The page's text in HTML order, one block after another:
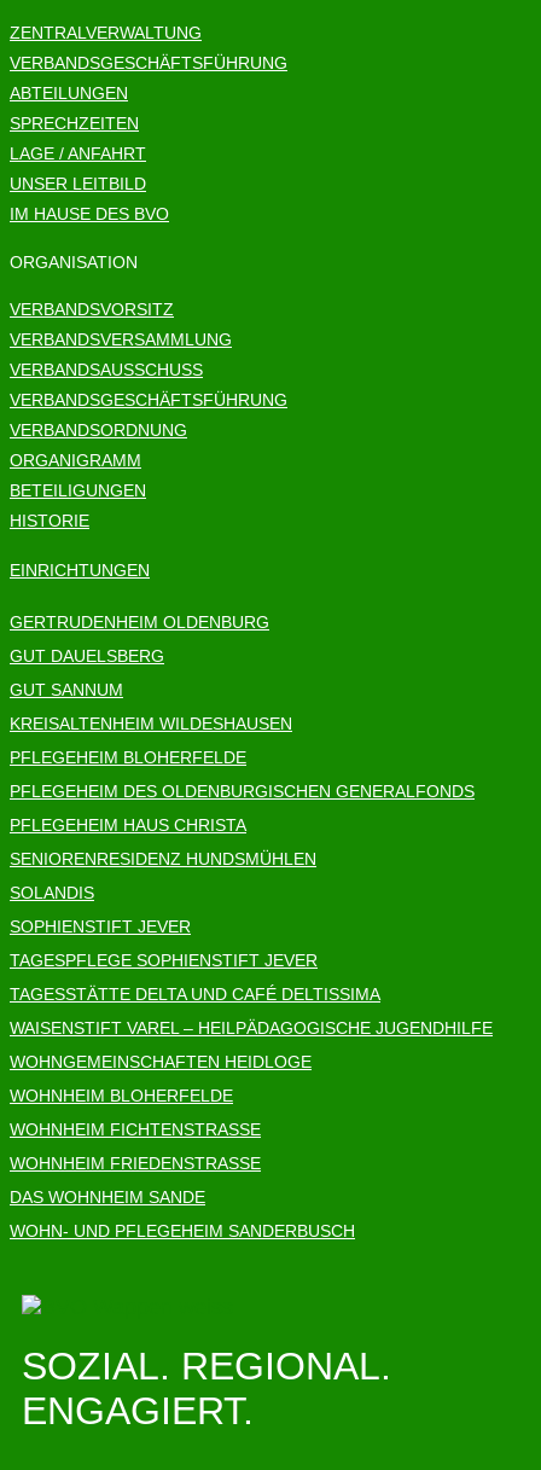
ZENTRALVERWALTUNG
VERBANDSGESCHÄFTSFÜHRUNG
ABTEILUNGEN
SPRECHZEITEN
LAGE / ANFAHRT
UNSER LEITBILD
IM HAUSE DES BVO
ORGANISATION
VERBANDSVORSITZ
VERBANDSVERSAMMLUNG
VERBANDSAUSSCHUSS
VERBANDSGESCHÄFTSFÜHRUNG
VERBANDSORDNUNG
ORGANIGRAMM
BETEILIGUNGEN
HISTORIE
EINRICHTUNGEN
GERTRUDENHEIM OLDENBURG
GUT DAUELSBERG
GUT SANNUM
KREISALTENHEIM WILDESHAUSEN
PFLEGEHEIM BLOHERFELDE
PFLEGEHEIM DES OLDENBURGISCHEN GENERALFONDS
PFLEGEHEIM HAUS CHRISTA
SENIORENRESIDENZ HUNDSMÜHLEN
SOLANDIS
SOPHIENSTIFT JEVER
TAGESPFLEGE SOPHIENSTIFT JEVER
TAGESSTÄTTE DELTA UND CAFÉ DELTISSIMA
WAISENSTIFT VAREL – HEILPÄDAGOGISCHE JUGENDHILFE
WOHNGEMEINSCHAFTEN HEIDLOGE
WOHNHEIM BLOHERFELDE
WOHNHEIM FICHTENSTRASSE
WOHNHEIM FRIEDENSTRASSE
DAS WOHNHEIM SANDE
WOHN- UND PFLEGEHEIM SANDERBUSCH
SOZIAL. REGIONAL.
ENGAGIERT.